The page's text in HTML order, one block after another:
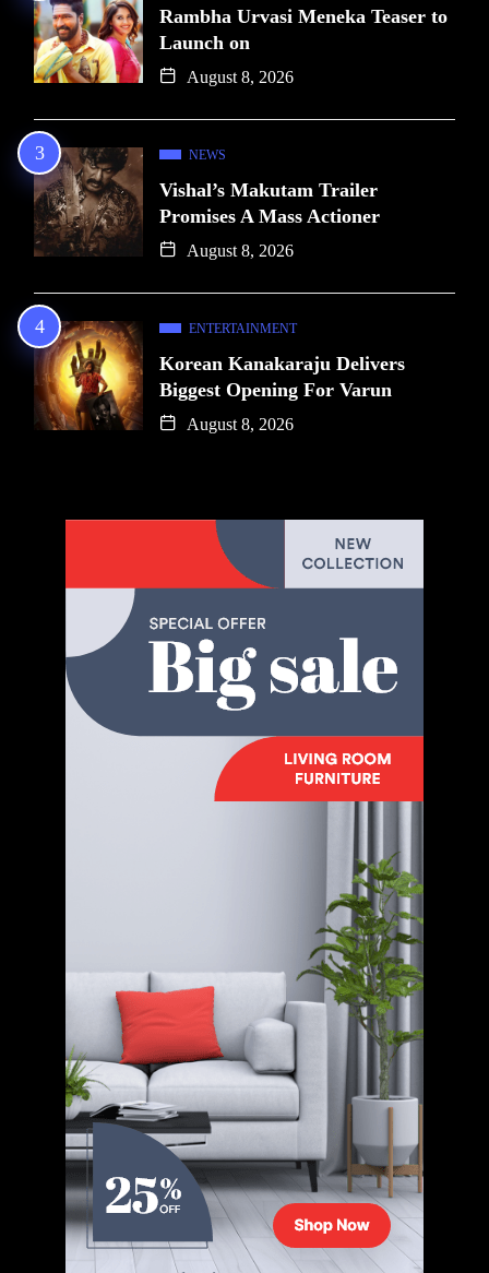
Rambha Urvasi Meneka Teaser to
Launch on
August 8, 2026
NEWS
Vishal’s Makutam Trailer
Promises A Mass Actioner
August 8, 2026
ENTERTAINMENT
Korean Kanakaraju Delivers
Biggest Opening For Varun
August 8, 2026